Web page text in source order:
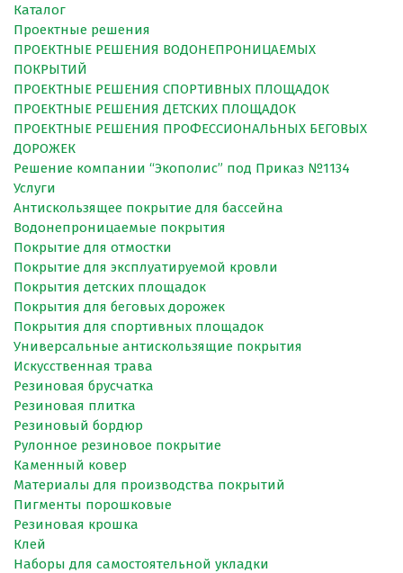
Каталог
Проектные решения
ПРОЕКТНЫЕ РЕШЕНИЯ ВОДОНЕПРОНИЦАЕМЫХ
ПОКРЫТИЙ
ПРОЕКТНЫЕ РЕШЕНИЯ СПОРТИВНЫХ ПЛОЩАДОК
ПРОЕКТНЫЕ РЕШЕНИЯ ДЕТСКИХ ПЛОЩАДОК
ПРОЕКТНЫЕ РЕШЕНИЯ ПРОФЕССИОНАЛЬНЫХ БЕГОВЫХ
ДОРОЖЕК
Решение компании “Экополис” под Приказ №1134
Услуги
Антискользящее покрытие для бассейна
Водонепроницаемые покрытия
Покрытие для отмостки
Покрытие для эксплуатируемой кровли
Покрытия детских площадок
Покрытия для беговых дорожек
Покрытия для спортивных площадок
Универсальные антискользящие покрытия
Искусственная трава
Резиновая брусчатка
Резиновая плитка
Резиновый бордюр
Рулонное резиновое покрытие
Каменный ковер
Материалы для производства покрытий
Пигменты порошковые
Резиновая крошка
Клей
Наборы для самостоятельной укладки